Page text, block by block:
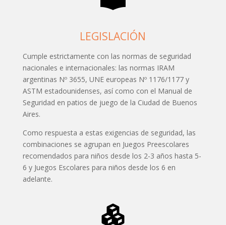
LEGISLACIÓN
Cumple estrictamente con las normas de seguridad
nacionales e internacionales: las normas IRAM
argentinas Nº 3655, UNE europeas Nº 1176/1177 y
ASTM estadounidenses, así como con el Manual de
Seguridad en patios de juego de la Ciudad de Buenos
Aires.
Como respuesta a estas exigencias de seguridad, las
combinaciones se agrupan en Juegos Preescolares
recomendados para niños desde los 2-3 años hasta 5-
6 y Juegos Escolares para niños desde los 6 en
adelante.